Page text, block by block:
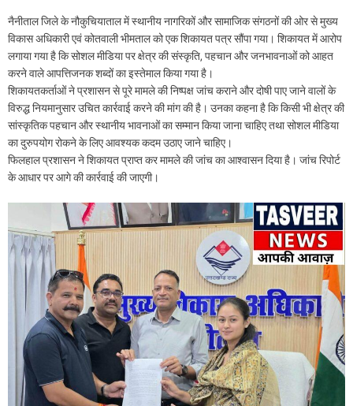
नैनीताल जिले के नौकुचियाताल में स्थानीय नागरिकों और सामाजिक संगठनों की ओर से मुख्य
विकास अधिकारी एवं कोतवाली भीमताल को एक शिकायत पत्र सौंपा गया। शिकायत में आरोप
लगाया गया है कि सोशल मीडिया पर क्षेत्र की संस्कृति, पहचान और जनभावनाओं को आहत
करने वाले आपत्तिजनक शब्दों का इस्तेमाल किया गया है।
शिकायतकर्ताओं ने प्रशासन से पूरे मामले की निष्पक्ष जांच कराने और दोषी पाए जाने वालों के
विरुद्ध नियमानुसार उचित कार्रवाई करने की मांग की है। उनका कहना है कि किसी भी क्षेत्र की
सांस्कृतिक पहचान और स्थानीय भावनाओं का सम्मान किया जाना चाहिए तथा सोशल मीडिया
का दुरुपयोग रोकने के लिए आवश्यक कदम उठाए जाने चाहिए।
फिलहाल प्रशासन ने शिकायत प्राप्त कर मामले की जांच का आश्वासन दिया है। जांच रिपोर्ट
के आधार पर आगे की कार्रवाई की जाएगी।